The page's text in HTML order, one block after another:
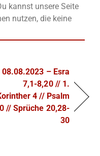
kannst unsere Seite
nutzen, die keine
08.08.2023 – Esra
7,1-8,20 // 1.
4 // Psalm
// Sprüche 20,28-
30